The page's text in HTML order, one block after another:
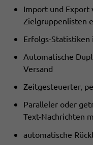
Import und Export
Zielgruppenlisten
Erfolgs-Statistiken
Automatische
Versand
Zeitgesteuerter,
Paralleler oder
Text-Nachrichten
automatische